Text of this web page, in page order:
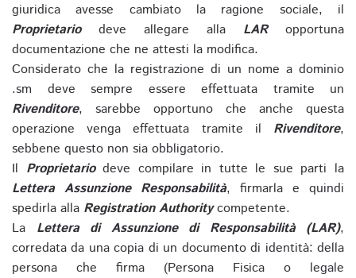
giuridica avesse cambiato la ragione sociale, il
Proprietariodeve allegare alla LARopportuna
documentazione che ne attesti la modifica.
Considerato che la registrazione di un nome a dominio
.sm deve sempre essere effettuata tramite un
Rivenditore, sarebbe opportuno che anche questa
operazione venga effettuata tramite il Rivenditore,
sebbene questo non sia obbligatorio.
Il Proprietariodeve compilare in tutte le sue parti la
Lettera Assunzione Responsabilità, firmarla e quindi
spedirla alla Registration Authoritycompetente.
La Lettera di Assunzione di Responsabilità (LAR),
corredata da una copia di un documento di identità: della
persona che firma (Persona Fisica o legale